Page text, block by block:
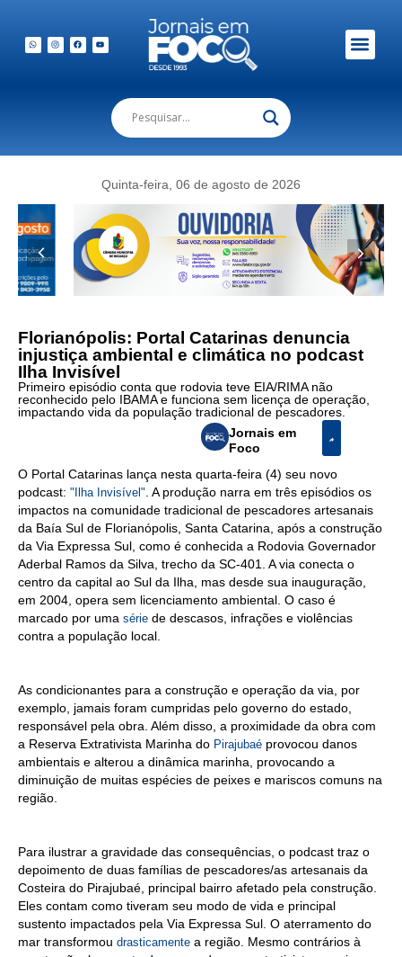
Quinta-feira, 06 de agosto de 2026
Florianópolis: Portal Catarinas denuncia
injustiça ambiental e climática no podcast
Ilha Invisível
Primeiro episódio conta que rodovia teve EIA/RIMA não
reconhecido pelo IBAMA e funciona sem licença de operação,
impactando vida da população tradicional de pescadores.
Jornais em
Foco
O Portal Catarinas lança nesta quarta-feira (4) seu novo
podcast: "Ilha Invisível" . A produção narra em três episódios os
impactos na comunidade tradicional de pescadores artesanais
da Baía Sul de Florianópolis, Santa Catarina, após a construção
da Via Expressa Sul, como é conhecida a Rodovia Governador
Aderbal Ramos da Silva, trecho da SC-401. A via conecta o
centro da capital ao Sul da Ilha, mas desde sua inauguração,
em 2004, opera sem licenciamento ambiental. O caso é
marcado por uma série de descasos, infrações e violências
contra a população local.
As condicionantes para a construção e operação da via, por
exemplo, jamais foram cumpridas pelo governo do estado,
responsável pela obra. Além disso, a proximidade da obra com
a Reserva Extrativista Marinha do Pirajubaé provocou danos
ambientais e alterou a dinâmica marinha, provocando a
diminuição de muitas espécies de peixes e mariscos comuns na
região.
Para ilustrar a gravidade das consequências, o podcast traz o
depoimento de duas famílias de pescadores/as artesanais da
Costeira do Pirajubaé, principal bairro afetado pela construção.
Eles contam como tiveram seu modo de vida e principal
sustento impactados pela Via Expressa Sul. O aterramento do
mar transformou drasticamente a região. Mesmo contrários à